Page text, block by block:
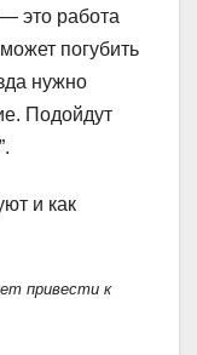
это работа
погубить
нужно
Подойдут
привести к